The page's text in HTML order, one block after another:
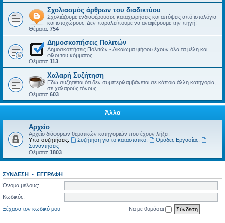
Σχολιασμός άρθρων του διαδικτύου
Σχολιάζουμε ενδιαφέρουσες καταχωρήσεις και απόψεις από ιστολόγια
και ιστοχώρους. Δεν παραλείπουμε να αναφέρουμε την πηγή!
Θέματα: 754
Δημοσκοπήσεις Πολιτών
Δημοσκοπήσεις Πολιτών - Δικαίωμα ψήφου έχουν όλα τα μέλη και
φίλοι του κόμματος.
Θέματα: 113
Χαλαρή Συζήτηση
Εδώ συζητιέται ότι δεν συμπεριλαμβάνεται σε κάποια άλλη κατηγορία,
σε χαλαρούς τόνους.
Θέματα: 603
Άλλα
Αρχείο
Αρχείο διάφορων θεματικών κατηγοριών που έχουν λήξει.
Υπο-συζητήσεις:
Συζήτηση για το καταστατικό, Ομάδες Εργασίας,
Συναντήσεις
Θέματα: 1803
ΣΎΝΔΕΣΗ • ΕΓΓΡΑΦΉ
Όνομα μέλους:
Κωδικός:
Ξέχασα τον κωδικό μου
Να με θυμάσαι